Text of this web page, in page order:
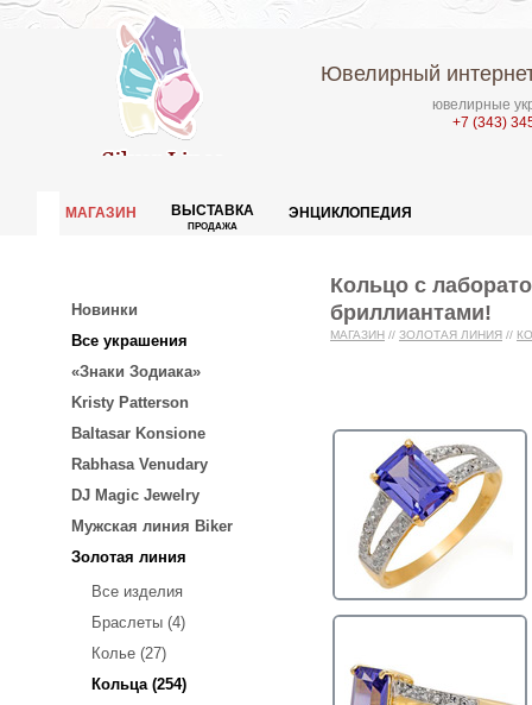
Ювелирный
ювелирные
+7 (343)
МАГАЗИН ВЫСТАВКА
ПРОДАЖА
ЭНЦИКЛОПЕДИЯ
Новинки
Все украшения
«Знаки Зодиака»
Kristy Patterson
Baltasar Konsione
Rabhasa Venudary
DJ Magic Jewelry
Мужская линия Biker
Золотая линия
Все изделия
Браслеты (4)
Колье (27)
Кольца (254)
Кольцо с
бриллиантами!
МАГАЗИН // ЗОЛОТАЯ ЛИНИЯ //